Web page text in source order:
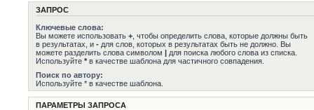
ЗАПРОС
Ключевые слова:
Вы можете использовать + , чтобы определить слова, которые должны быть
в результатах, и - для слов, которых в результатах быть не должно. Вы
можете разделить слова символом | для поиска любого слова из списка.
Используйте * в качестве шаблона для частичного совпадения.
Поиск по автору:
Используйте * в качестве шаблона.
ПАРАМЕТРЫ ЗАПРОСА